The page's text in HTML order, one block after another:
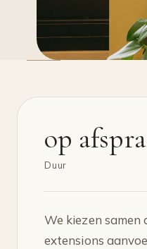
op
Duur
We kiezen samen
extensions